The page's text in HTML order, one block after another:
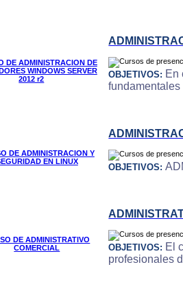
OBJETIVOS: En
OBJETIVOS:
OBJETIVOS: El
profesionales